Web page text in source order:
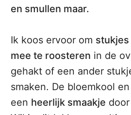
en smullen maar.
Ik koos ervoor om
mee te roosteren in de
gehakt of een ander
smaken. De bloemkool
een heerlijk smaakje